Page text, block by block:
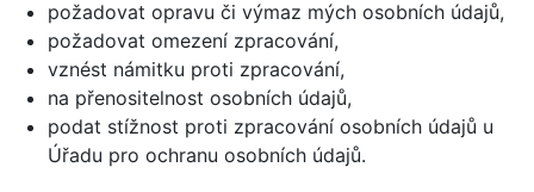
požadovat opravu či výmaz mých osobních údajů,
požadovat omezení zpracování,
vznést námitku proti zpracování,
na přenositelnost osobních údajů,
podat stížnost proti zpracování osobních údajů u
Úřadu pro ochranu osobních údajů.